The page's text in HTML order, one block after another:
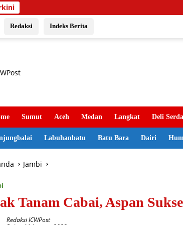
Redaksi Indeks Berita
Sumut Aceh Medan Langkat Deli
Labuhanbatu Batu Bara Dairi
Jambi
Tanam Cabai, Aspan
Redaksi ICWPost